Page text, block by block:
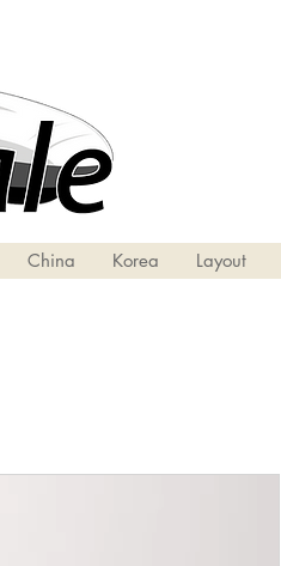
China Korea Layout